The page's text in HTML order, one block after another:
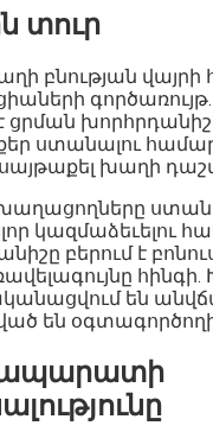
տուր
բնության վայրի
գործառույթ.
ստանալու
խաղի
կազմաձեւելու
բերում է
են
են
ապարատի